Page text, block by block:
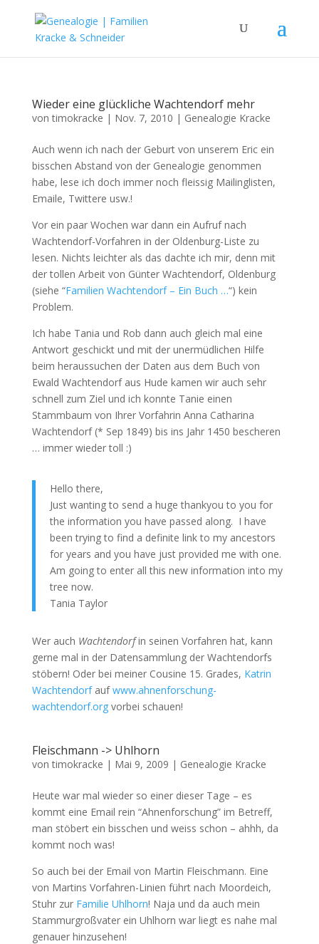
Wieder eine glückliche Wachtendorf mehr
vontimokracke | Nov. 7, 2010 | Genealogie Kracke
Auch wenn ich nach der Geburt von unserem Eric ein
bisschen Abstand von der Genealogie genommen
habe, lese ich doch immer noch fleissig Mailinglisten,
Emaile, Twittere usw.!
Vor ein paar Wochen war dann ein Aufruf nach
Wachtendorf-Vorfahren in der Oldenburg-Liste zu
lesen. Nichts leichter als das dachte ich mir, denn mit
der tollen Arbeit von Günter Wachtendorf, Oldenburg
(siehe “Familien Wachtendorf – Ein Buch …“) kein
Problem.
Ich habe Tania und Rob dann auch gleich mal eine
Antwort geschickt und mit der unermüdlichen Hilfe
beim heraussuchen der Daten aus dem Buch von
Ewald Wachtendorf aus Hude kamen wir auch sehr
schnell zum Ziel und ich konnte Tanie einen
Stammbaum von Ihrer Vorfahrin Anna Catharina
Wachtendorf (* Sep 1849) bis ins Jahr 1450 bescheren
… immer wieder toll :)
Hello there,
Just wanting to send a huge thankyou to you for
the information you have passed along. I have
been trying to find a definite link to my ancestors
for years and you have just provided me with one.
Am going to enter all this new information into my
tree now.
Tania Taylor
Wer auch Wachtendorfin seinen Vorfahren hat, kann
gerne mal in der Datensammlung der Wachtendorfs
stöbern! Oder bei meiner Cousine 15. Grades, Katrin
Wachtendorfaufwww.ahnenforschung-
wachtendorf.orgvorbei schauen!
Fleischmann -> Uhlhorn
vontimokracke | Mai 9, 2009 | Genealogie Kracke
Heute war mal wieder so einer dieser Tage – es
kommt eine Email rein “Ahnenforschung” im Betreff,
man stöbert ein bisschen und weiss schon – ahhh, da
kommt noch was!
So auch bei der Email von Martin Fleischmann. Eine
von Martins Vorfahren-Linien führt nach Moordeich,
Stuhr zur Familie Uhlhorn! Naja und da auch mein
Stammurgroßvater ein Uhlhorn war liegt es nahe mal
genauer hinzusehen!